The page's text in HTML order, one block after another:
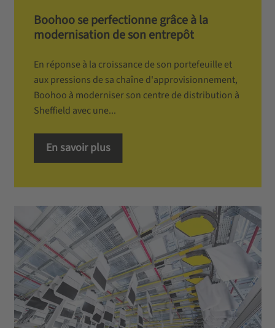
Boohoo se perfectionne grâce à la
modernisation de son entrepôt
En réponse à la croissance de son portefeuille et
aux pressions de sa chaîne d'approvisionnement,
Boohoo à moderniser son centre de distribution à
Sheffield avec une...
En savoir plus